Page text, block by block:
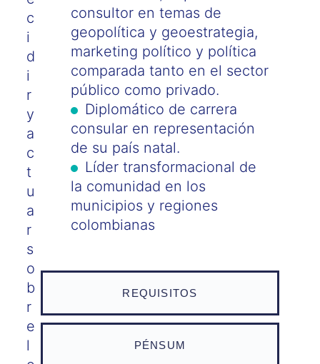
REQUISITOS
PÉNSUM
consultor en temas de
geopolítica y geoestrategia,
marketing político y política
comparada tanto en el sector
público como privado.
Diplomático de carrera
consular en representación
de su país natal.
Líder transformacional de
la comunidad en los
municipios y regiones
colombianas
c
i
d
i
r
y
a
c
t
u
a
r
s
o
b
r
e
l